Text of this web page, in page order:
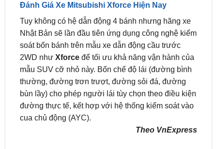
Đánh Giá Xe Mitsubishi Xforce Hiện Nay
Tuy không có hệ dẫn động 4 bánh nhưng hãng xe
Nhật Bản sẽ lần đầu tiên ứng dụng công nghệ kiểm
soát bốn bánh trên mẫu xe dẫn động cầu trước
2WD như Xforceđể tối ưu khả năng vận hành của
mẫu SUV cỡ nhỏ này. Bốn chế độ lái (đường bình
thường, đường trơn trượt, đường sỏi đá, đường
bùn lầy) cho phép người lái tùy chọn theo điều kiện
đường thực tế, kết hợp với hệ thống kiểm soát vào
cua chủ động (AYC).
Theo VnExpress